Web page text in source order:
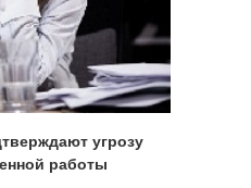
угрозу
работы